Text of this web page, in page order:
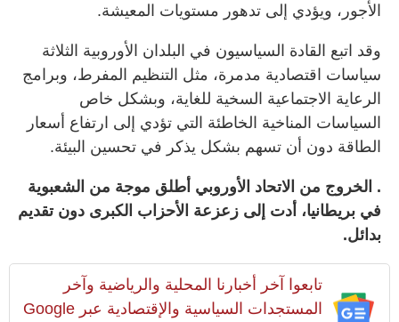
الأجور، ويؤدي إلى تدهور مستويات المعيشة.
وقد اتبع القادة السياسيون في البلدان الأوروبية الثلاثة
سياسات اقتصادية مدمرة، مثل التنظيم المفرط، وبرامج
الرعاية الاجتماعية السخية للغاية، وبشكل خاص
السياسات المناخية الخاطئة التي تؤدي إلى ارتفاع أسعار
الطاقة دون أن تسهم بشكل يذكر في تحسين البيئة.
. الخروج من الاتحاد الأوروبي أطلق موجة من الشعبوية
في بريطانيا، أدت إلى زعزعة الأحزاب الكبرى دون تقديم
بدائل.
تابعوا آخر أخبارنا المحلية والرياضية وآخر
المستجدات السياسية والإقتصادية عبر Google